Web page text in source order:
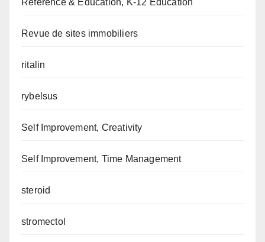
Reference & Education, K-12 Education
Revue de sites immobiliers
ritalin
rybelsus
Self Improvement, Creativity
Self Improvement, Time Management
steroid
stromectol